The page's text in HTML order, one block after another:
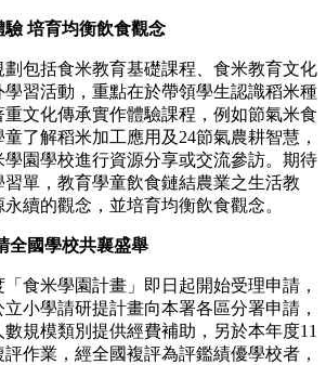
培育均衡飲食觀念
包括食米教育基礎課程、食米教育文化
習活動，重點在於帶領學生認識稻米種
文化傳承實作體驗課程，例如節氣米食
了解稻米加工應用及24節氣農耕智慧，
學園學校進行資源分享或交流參訪。期待
單，教育學童飲食鏈結農業之生活教
續的觀念，並培育均衡飲食觀念。
全國學校共襄盛舉
食米學園計畫」即日起開始受理申請，
小學請研提計畫向本署各區分署申請，
規模類別提供經費補助，另於本年度11
作業，經全國複評為評鑑績優學校者，